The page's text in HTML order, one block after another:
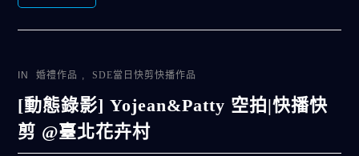
IN 婚禮作品 , SDE當日快剪快播作品
[動態錄影] Yojean&Patty 空拍|快播快
剪 @臺北花卉村